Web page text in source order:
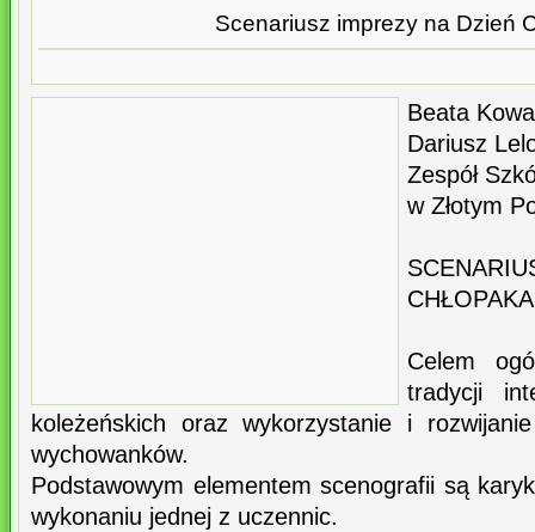
Scenariusz imprezy na Dzień
Beata
Dariusz
Zespół
w Złotym
CHŁOPAKA
Celem
tradycji
koleżeńskich oraz wykorzystanie i
wychowanków.
Podstawowym elementem scenografii są
wykonaniu jednej z uczennic.